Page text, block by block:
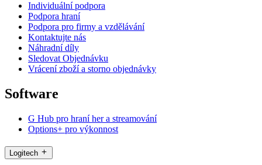
Individuální podpora
Podpora hraní
Podpora pro firmy a vzdělávání
Kontaktujte nás
Náhradní díly
Sledovat Objednávku
Vrácení zboží a storno objednávky
Software
G Hub pro hraní her a streamování
Options+ pro výkonnost
Logitech